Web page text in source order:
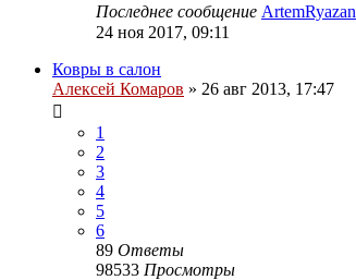
Последнее сообщение ArtemRyazan
24 ноя 2017, 09:11
Ковры в салон
Алексей Комаров » 26 авг 2013, 17:47
1
2
3
4
5
6
89 Ответы
98533 Просмотры